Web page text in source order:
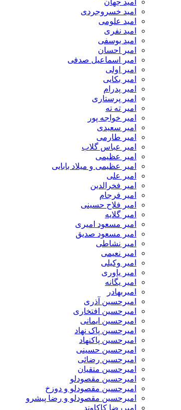
امید جهان
امید خسروجردی
امید علومی
امید نفری
امید یوسفی
امیر احسان
امیر اسماعیل صدفی
امیر اولی
امیر بکایی
امیر پدرام
امیر پرستاری
امیر ته ته
امیر خواجه پور
امیر سعیدی
امیر طارمی
امیر عباس گلاب
امیر عظیمی
امیر عظیمی و میلاد بابایی
امیر علی
امیر فخرالدین
امیر فرجام
امیر فلاح حسینی
امیر گلایه
امیر مسعود امیری
امیر مسعود صدیق
امیر نشاطی
امیر نعیمی
امیر وکیلی
امیر یاوری
امیر یگانه
امیربهادر
امیرحسین آذری
امیرحسین افتخاری
امیرحسین ایمانی
امیرحسین پاک نهاد
امیرحسین پاکنهاد
امیرحسین حسینی
امیرحسین رضائی
امیرحسین متقیان
امیرحسین مقصودلو
امیرحسین مقصودلو و دوزخ
امیرحسین مقصودلو و رضا پیشرو
امیررضا کاکاوند